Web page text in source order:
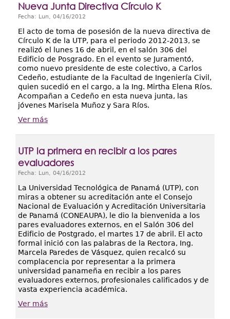
Nueva Junta Directiva Círculo K
Fecha: Lun, 04/16/2012
El acto de toma de posesión de la nueva directiva de
Círculo K de la UTP, para el periodo 2012-2013, se
realizó el lunes 16 de abril, en el salón 306 del
Edificio de Posgrado. En el evento se Juramentó,
como nuevo presidente de este colectivo, a Carlos
Cedeño, estudiante de la Facultad de Ingeniería Civil,
quien sucedió en el cargo, a la Ing. Mirtha Elena Ríos.
Acompañan a Cedeño en esta nueva junta, las
jóvenes Marisela Muñoz y Sara Ríos.
Ver más
UTP la primera en recibir a los pares
evaluadores
Fecha: Lun, 04/16/2012
La Universidad Tecnológica de Panamá (UTP), con
miras a obtener su acreditación ante el Consejo
Nacional de Evaluación y Acreditación Universitaria
de Panamá (CONEAUPA), le dio la bienvenida a los
pares evaluadores externos, en el Salón 306 del
Edificio de Postgrado, el martes 17 de abril. El acto
formal inició con las palabras de la Rectora, Ing.
Marcela Paredes de Vásquez, quien recalcó su
complacencia por representar a la primera
universidad panameña en recibir a los pares
evaluadores externos, profesionales calificados y de
vasta experiencia académica.
Ver más